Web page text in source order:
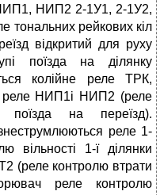
НИП2 2-1У1, 2-1У2,
тональних рейкових кіл
відкритий для руху
поїзда на ділянку
колійне реле ТРК,
реле НИП1і НИП2 (реле
поїзда на переїзд).
реле 1-
вільності 1-ї ділянки
(реле контролю втрати
реле контролю